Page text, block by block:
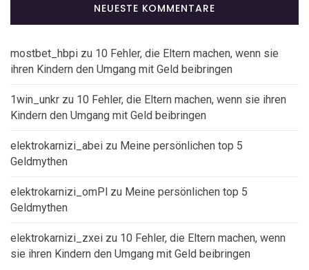
NEUESTE KOMMENTARE
mostbet_hbpi zu 10 Fehler, die Eltern machen, wenn sie
ihren Kindern den Umgang mit Geld beibringen
1win_unkr zu 10 Fehler, die Eltern machen, wenn sie ihren
Kindern den Umgang mit Geld beibringen
elektrokarnizi_abei zu Meine persönlichen top 5
Geldmythen
elektrokarnizi_omPl zu Meine persönlichen top 5
Geldmythen
elektrokarnizi_zxei zu 10 Fehler, die Eltern machen, wenn
sie ihren Kindern den Umgang mit Geld beibringen